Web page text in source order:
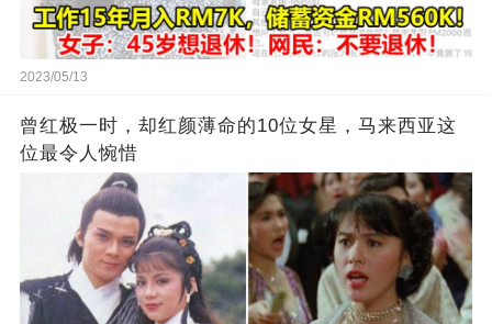
2023/05/13
曾红极一时，却红颜薄命的10位女星，马来西亚这
位最令人惋惜